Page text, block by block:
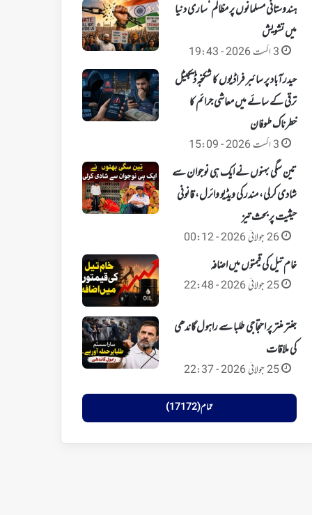
ہندوستانی مسلمانوں پر مظالم ‘ساری دنیا
میں تشویش
3 اگست 2026 - 19:43
حیدرآباد پر سائبر فراڈیوں کا شکنجہ‘ ڈیجیٹل
ترقی کے سائے میں معاشی جرائم کا
خطرناک طوفان
3 اگست 2026 - 15:09
تین سگی بہنوں نے ایک ہی نوجوان سے
شادی کرلی، مندر کی ویڈیو وائرل، قانونی
حیثیت پر بحث تیز
26 جولائی 2026 - 00:12
خام تیل کی قیمتوں میں اضافہ
25 جولائی 2026 - 22:48
جنتر منتر پر احتجاجی طلبا سے راہول گاندھی
کی ملاقات
25 جولائی 2026 - 22:37
تمام (17172)